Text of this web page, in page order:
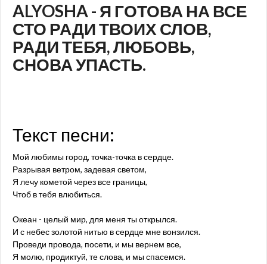
ALYOSHA - Я ГОТОВА НА ВСЕ
СТО РАДИ ТВОИХ СЛОВ,
РАДИ ТЕБЯ, ЛЮБОВЬ,
СНОВА УПАСТЬ.
Текст песни:
Мой любимы город, точка-точка в сердце.
Разрывая ветром, задевая светом,
Я лечу кометой через все границы,
Чтоб в тебя влюбиться.
Океан - целый мир, для меня ты открылся.
И с небес золотой нитью в сердце мне вонзился.
Проведи провода, посети, и мы вернем все,
Я молю, продиктуй, те слова, и мы спасемся.